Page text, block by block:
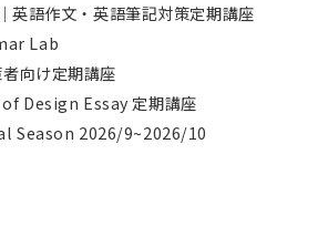
英語作文・英語筆記対策定期講座
Lab
向け定期講座
Design Essay 定期講座
Season 2026/9~2026/10